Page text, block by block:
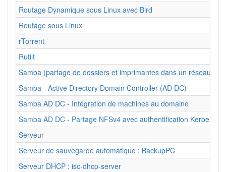
Routage Dynamique sous Linux avec Bird
Routage sous Linux
rTorrent
Rutilt
Samba (partage de dossiers et imprimantes dans un réseau
Samba - Active Directory Domain Controller (AD DC)
Samba AD DC - Intégration de machines au domaine
Samba AD DC - Partage NFSv4 avec authentification Kerberos
Serveur
Serveur de sauvegarde automatique : BackupPC
Serveur DHCP : isc-dhcp-server